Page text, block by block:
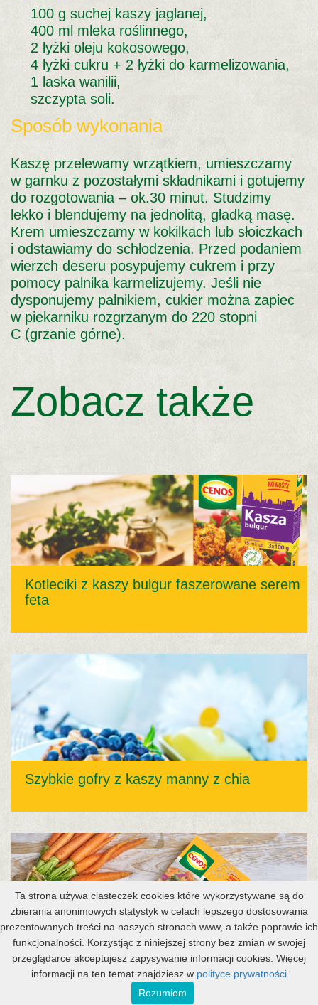
100 g suchej kaszy jaglanej,
400 ml mleka roślinnego,
2 łyżki oleju kokosowego,
4 łyżki cukru + 2 łyżki do karmelizowania,
1 laska wanilii,
szczypta soli.
Sposób wykonania
Kaszę przelewamy wrzątkiem, umieszczamy
w garnku z pozostałymi składnikami i gotujemy
do rozgotowania – ok.30 minut. Studzimy
lekko i blendujemy na jednolitą, gładką masę.
Krem umieszczamy w kokilkach lub słoiczkach
i odstawiamy do schłodzenia. Przed podaniem
wierzch deseru posypujemy cukrem i przy
pomocy palnika karmelizujemy. Jeśli nie
dysponujemy palnikiem, cukier można zapiec
w piekarniku rozgrzanym do 220 stopni
C (grzanie górne).
Zobacz także
Kotleciki z kaszy bulgur faszerowane serem
feta
Szybkie gofry z kaszy manny z chia
Sałatka z sorgo białym, pieczonymi
warzywami i sosem musztardowym
Ta strona używa ciasteczek cookies które wykorzystywane są do
zbierania anonimowych statystyk w celach lepszego dostosowania
prezentowanych treści na naszych stronach www, a także poprawie ich
funkcjonalności. Korzystjąc z niniejszej strony bez zmian w swojej
przeglądarce akceptujesz zapysywanie informacji cookies. Więcej
informacji na ten temat znajdziesz w polityce prywatności
Rozumiem